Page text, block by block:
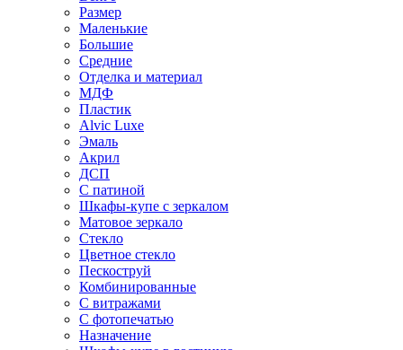
Размер
Маленькие
Большие
Средние
Отделка и материал
МДФ
Пластик
Alvic Luxe
Эмаль
Акрил
ДСП
С патиной
Шкафы-купе с зеркалом
Матовое зеркало
Стекло
Цветное стекло
Пескоструй
Комбинированные
С витражами
С фотопечатью
Назначение